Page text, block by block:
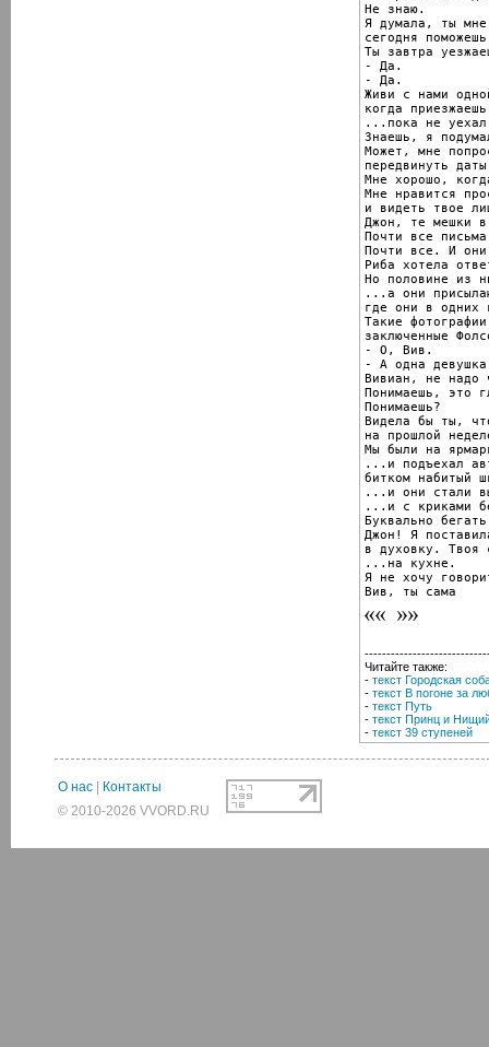
Не знаю.
Я думала, ты мне
сегодня
Ты завтра
- Да.
- Да.
Живи с нами
когда
...пока не
Знаешь, я
Может, мне
передвинуть
Мне хорошо,
Мне нравится
и видеть твое
Джон, те мешки
Почти все
Почти все. И они
Риба хотела
Но половине из
...а они
где они в одних
Такие
заключенные
- О, Вив.
- А одна
Вивиан, не надо
Понимаешь, это
Понимаешь?
Видела бы ты,
на прошлой
Мы были на
...и подъехал
битком набитый
...и они стали
...и с криками
Буквально
Джон! Я
в духовку. Твоя
...на кухне.
Я не хочу
Вив, ты сама
Читайте также:
- текст Городская
- текст В погоне за
- текст Путь
- текст Принц и
- текст 39 ступеней
О нас
Контакты
© 2010-2026 VVORD.RU